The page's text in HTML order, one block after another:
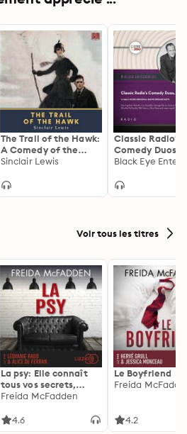
The Trail of the Hawk:
A Comedy of the
Seriousness of Life
Sinclair Lewis
Classic Radio's
Comedy Duos,
Voir tous les titres
La psy: Elle connaît
tous vos secrets,
découvrez les siens ...
Freida McFadden
4.6
Le Boyfriend
Freida
4.2